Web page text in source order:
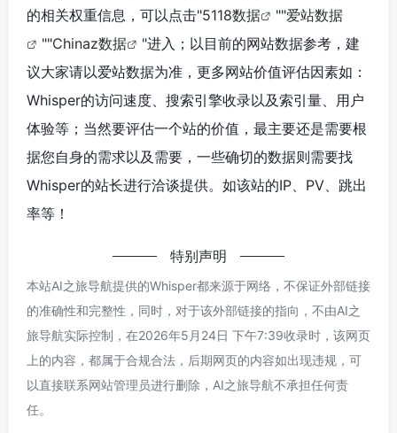
的相关权重信息，可以点击"5118数据 ""爱站数据
""Chinaz数据
"进入；以目前的网站数据参考，建
议大家请以爱站数据为准，更多网站价值评估因素如：
Whisper的访问速度、搜索引擎收录以及索引量、用户
体验等；当然要评估一个站的价值，最主要还是需要根
据您自身的需求以及需要，一些确切的数据则需要找
Whisper的站长进行洽谈提供。如该站的IP、PV、跳出
率等！
特别声明
本站AI之旅导航提供的Whisper都来源于网络，不保证外部链接
的准确性和完整性，同时，对于该外部链接的指向，不由AI之
旅导航实际控制，在2026年5月24日 下午7:39收录时，该网页
上的内容，都属于合规合法，后期网页的内容如出现违规，可
以直接联系网站管理员进行删除，AI之旅导航不承担任何责
任。